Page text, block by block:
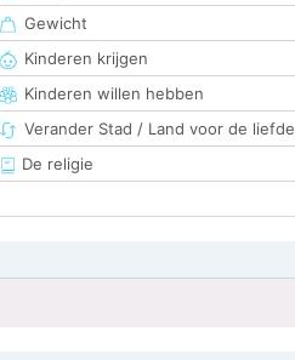
Gewicht
Kinderen krijgen
Kinderen willen hebben
Verander Stad / Land voor de liefde
De religie